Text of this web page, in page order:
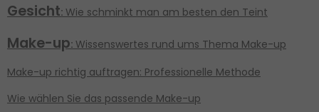
Gesicht: Wie schminkt man am besten den Teint
Make-up: Wissenswertes rund ums Thema Make-up
Make-up richtig auftragen: Professionelle Methode
Wie wählen Sie das passende Make-up